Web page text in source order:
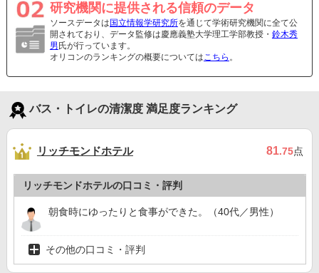
研究機関に提供される信頼のデータ
ソースデータは 国立情報学研究所を通じて学術研究機関に全て公
開されており、データ監修は慶應義塾大学理工学部教授・ 鈴木秀
男 氏が行っています。
オリコンのランキングの概要についてはこちら 。
バス・トイレの清潔度 満足度ランキング
リッチモンドホテル 81.75点
リッチモンドホテルの口コミ・評判
朝食時にゆったりと食事ができた。（40代／男性）
その他の口コミ・評判